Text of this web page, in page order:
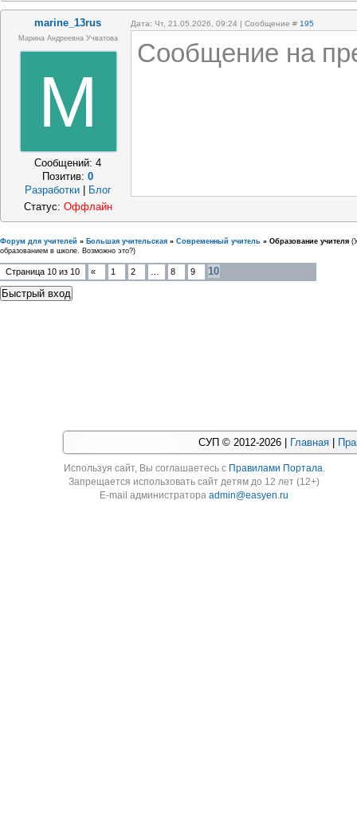
marine_13rus Дата: Чт, 21.05.2026, 09:24 | Сообщение # 195
Марина Андреевна Учватова
M
Сообщений:4
Позитив:0
Разработки
Блог
Сообщение на
Статус: Оффлайн
Форум для учителей » Большая учительская » Современный учитель » Образование учителя
образованием в школе. Возможно это?)
Страница 10 из 10 « 1 2 8 9 10
СУП © 2012-2026 | Главная
Используя cайт, Вы соглашаетесь с Правилами Портала.
Запрещается использовать сайт детям до 12 лет (12+)
E-mail администратораadmin@easyen.ru